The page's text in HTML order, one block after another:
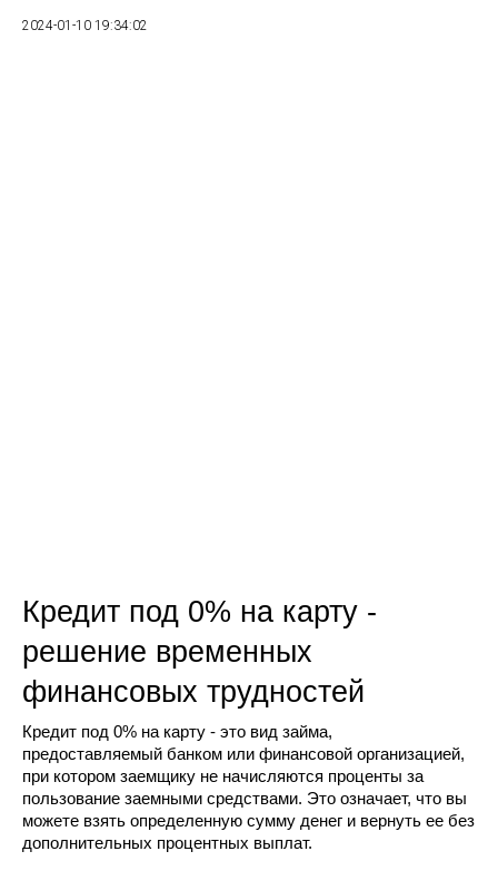
2024-01-10 19:34:02
Кредит под 0% на карту -
решение временных
финансовых трудностей
Кредит под 0% на карту - это вид займа,
предоставляемый банком или финансовой организацией,
при котором заемщику не начисляются проценты за
пользование заемными средствами. Это означает, что вы
можете взять определенную сумму денег и вернуть ее без
дополнительных процентных выплат.